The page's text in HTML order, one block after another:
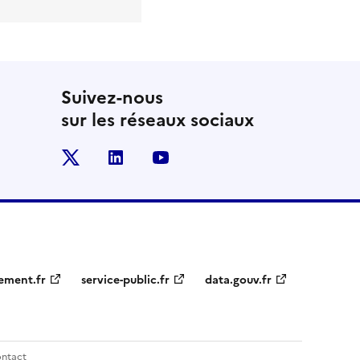
Suivez-nous
sur les réseaux sociaux
linkedin
service-public.fr data.gouv.fr